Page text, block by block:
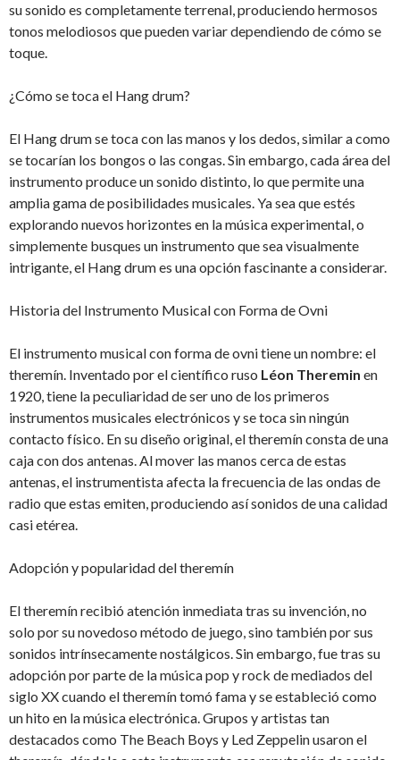
su sonido es completamente terrenal, produciendo hermosos
tonos melodiosos que pueden variar dependiendo de cómo se
toque.
¿Cómo se toca el Hang drum?
El Hang drum se toca con las manos y los dedos, similar a como
se tocarían los bongos o las congas. Sin embargo, cada área del
instrumento produce un sonido distinto, lo que permite una
amplia gama de posibilidades musicales. Ya sea que estés
explorando nuevos horizontes en la música experimental, o
simplemente busques un instrumento que sea visualmente
intrigante, el Hang drum es una opción fascinante a considerar.
Historia del Instrumento Musical con Forma de Ovni
El instrumento musical con forma de ovni tiene un nombre: el
theremín. Inventado por el científico ruso Léon Theremin en
1920, tiene la peculiaridad de ser uno de los primeros
instrumentos musicales electrónicos y se toca sin ningún
contacto físico. En su diseño original, el theremín consta de una
caja con dos antenas. Al mover las manos cerca de estas
antenas, el instrumentista afecta la frecuencia de las ondas de
radio que estas emiten, produciendo así sonidos de una calidad
casi etérea.
Adopción y popularidad del theremín
El theremín recibió atención inmediata tras su invención, no
solo por su novedoso método de juego, sino también por sus
sonidos intrínsecamente nostálgicos. Sin embargo, fue tras su
adopción por parte de la música pop y rock de mediados del
siglo XX cuando el theremín tomó fama y se estableció como
un hito en la música electrónica. Grupos y artistas tan
destacados como The Beach Boys y Led Zeppelin usaron el